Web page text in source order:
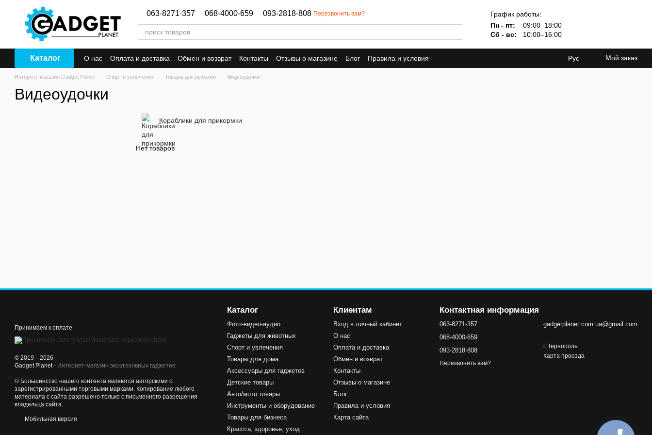
Перейти к основному контенту
063-8271-357 068-4000-659 093-2818-808 Перезвонить вам?
График работы:
Пн - пт:
09:00–18:00
Сб - вс:
10:00–16:00
Каталог О нас Оплата и доставка Обмен и возврат Контакты Отзывы о магазине Блог Правила и условия Рус Мой заказ
Интернет-магазин Gadget Planet Спорт и увлечения Товары для рыбалки Видеоудочки
Видеоудочки
Кораблики для прикормки
Нет товаров
Принимаем к оплате
© 2019—2026
Gadget Planet - Интернет-магазин эксклюзивных гаджетов
© Большинство нашего контента являются авторскими с
зарегистрированными торговыми марками. Копирование любого
материала с сайта разрешено только с письменного разрешения
владельца сайта.
Мобильная версия
Каталог
Фото-видео-аудио
Гаджеты для животных
Спорт и увлечения
Товары для дома
Аксессуары для гаджетов
Детские товары
Авто/мото товары
Инструменты и оборудование
Товары для бизнеса
Красота, здоровье, уход
Клиентам
Вход в личный кабинет
О нас
Оплата и доставка
Обмен и возврат
Контакты
Отзывы о магазине
Блог
Правила и условия
Карта сайта
Контактная информация
063-8271-357
068-4000-659
093-2818-808
Перезвонить вам?
gadgetplanet.com.ua@gmail.com
г. Тернополь
Карта проезда